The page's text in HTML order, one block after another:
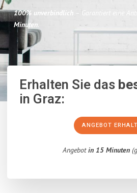
100% unverbindlich – Garantiert eine
Minuten.
Erhalten Sie das
in Graz:
ANGEBOT
Angebotin 15 Minuten